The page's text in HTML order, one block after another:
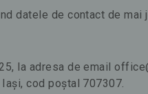
datele de contact de mai
la adresa de email
cod poștal 707307.